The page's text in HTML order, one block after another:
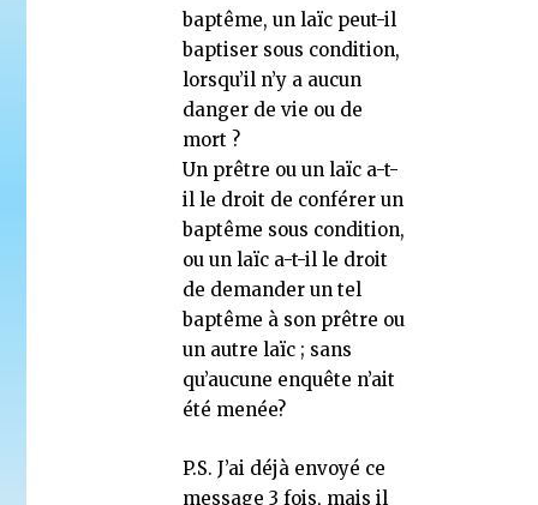
baptême, un laïc peut-il
baptiser sous condition,
lorsqu’il n’y a aucun
danger de vie ou de
mort ?
Un prêtre ou un laïc a-t-
il le droit de conférer un
baptême sous condition,
ou un laïc a-t-il le droit
de demander un tel
baptême à son prêtre ou
un autre laïc ; sans
qu’aucune enquête n’ait
été menée?
P.S. J’ai déjà envoyé ce
message 3 fois, mais il